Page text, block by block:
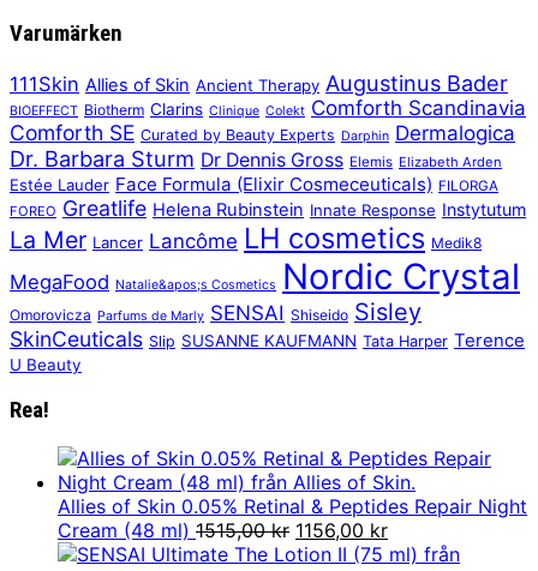
Varumärken
111Skin Allies of Skin Ancient Therapy Augustinus Bader
BIOEFFECT Biotherm Clarins Clinique Colekt Comforth Scandinavia
Comforth SE Curated by Beauty Experts Darphin Dermalogica
Dr. Barbara Sturm Dr Dennis Gross Elemis Elizabeth Arden
Estée Lauder Face Formula (Elixir Cosmeceuticals) FILORGA
FOREO Greatlife Helena Rubinstein Innate Response Instytutum
La Mer Lancer Lancôme LH cosmetics Medik8
MegaFood Natalie&apos;s Cosmetics Nordic Crystal
Omorovicza Parfums de Marly SENSAI Shiseido Sisley
SkinCeuticals Slip SUSANNE KAUFMANN Tata Harper Terence
U Beauty
Rea!
Allies of Skin 0.05% Retinal & Peptides Repair Night
Cream (48 ml) 1515,00kr Det
ursprungliga
1156,00 krDet
nuvarande